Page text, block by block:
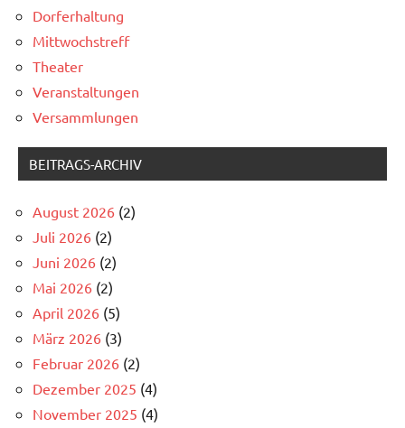
Dorferhaltung
Mittwochstreff
Theater
Veranstaltungen
Versammlungen
BEITRAGS-ARCHIV
August 2026 (2)
Juli 2026 (2)
Juni 2026 (2)
Mai 2026 (2)
April 2026 (5)
März 2026 (3)
Februar 2026 (2)
Dezember 2025 (4)
November 2025 (4)